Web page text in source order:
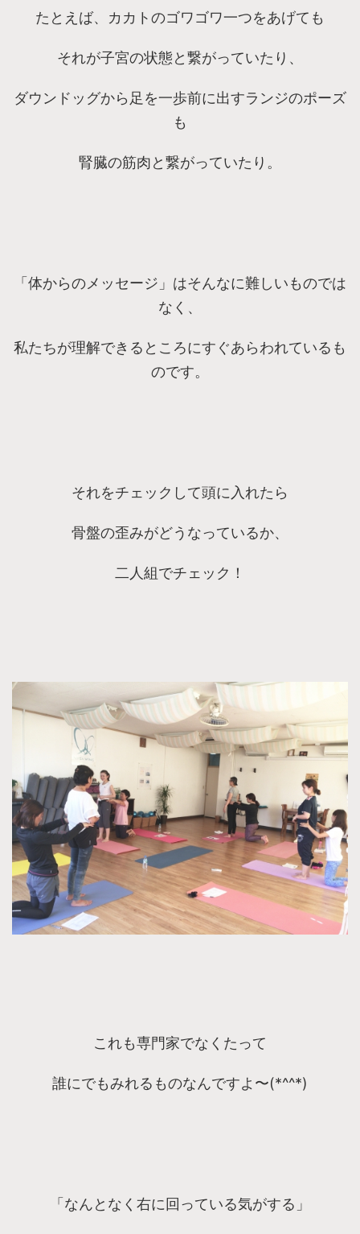
たとえば、カカトのゴワゴワ一つをあげても
それが子宮の状態と繋がっていたり、
ダウンドッグから足を一歩前に出すランジのポーズ
も
腎臓の筋肉と繋がっていたり。
「体からのメッセージ」はそんなに難しいものでは
なく、
私たちが理解できるところにすぐあらわれているも
のです。
それをチェックして頭に入れたら
骨盤の歪みがどうなっているか、
二人組でチェック！
これも専門家でなくたって
誰にでもみれるものなんですよ〜(*^^*)
「なんとなく右に回っている気がする」